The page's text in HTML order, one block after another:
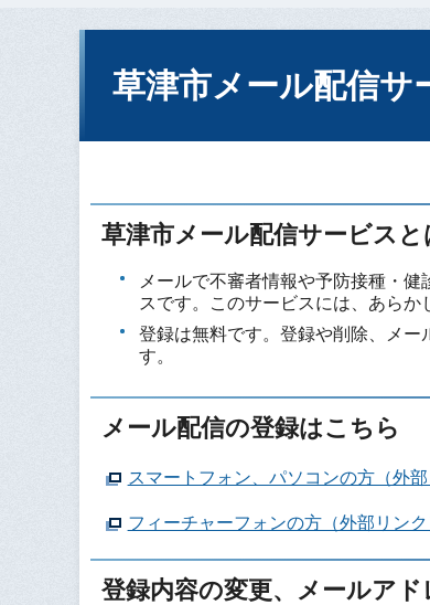
草津市メール配信サ
草津市メール配信サービスと
メールで不審者情報や予防接種・
スです。このサービスには、あらか
登録は無料です。登録や削除、メ
す。
メール配信の登録はこちら
スマートフォン、パソコンの方（外部
フィーチャーフォンの方（外部リンク
登録内容の変更、メールア